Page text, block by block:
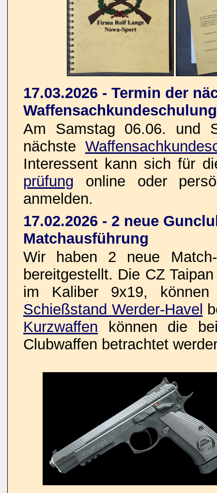
17.03.2026 - Termin der
Am Samstag 06.06. und
nächste
Interessent kann sich für
prüfung online oder
anmelden.
17.02.2026 - 2 neue
Matchausführung
Wir haben 2 neue
bereitgestellt. Die CZ
im Kaliber 9x19,
Schießstand Werder-Havel
Kurzwaffen können die
Clubwaffen betrachtet